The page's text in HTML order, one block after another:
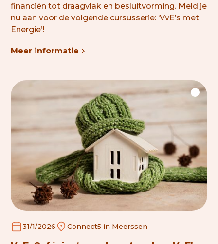
financiën tot draagvlak en besluitvorming. Meld je
nu aan voor de volgende cursusserie: ‘VvE’s met
Energie’!
Meer informatie
31/1/2026 Connect5 in Meerssen